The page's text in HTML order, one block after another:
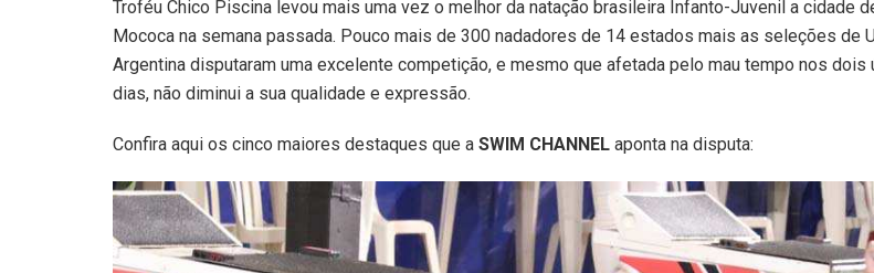
Troféu Chico Piscina levou mais uma vez o melhor da natação brasileira Infanto-Juvenil a cidade
Mococa na semana passada. Pouco mais de 300 nadadores de 14 estados mais as seleções de
Argentina disputaram uma excelente competição, e mesmo que afetada pelo mau tempo nos dois
dias, não diminui a sua qualidade e expressão.
Confira aqui os cinco maiores destaques que a SWIM CHANNEL aponta na disputa: